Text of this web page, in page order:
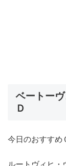
ベートー
Ｄ
今日のおすすめ
ルートヴィヒ・